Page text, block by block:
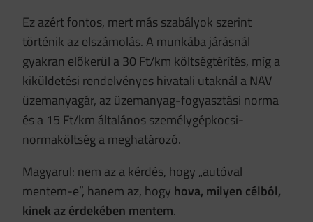
Ez azért fontos, mert más szabályok szerint
történik az elszámolás. A munkába járásnál
gyakran előkerül a 30 Ft/km költségtérítés, míg a
kiküldetési rendelvényes hivatali utaknál a NAV
üzemanyagár, az üzemanyag-fogyasztási norma
és a 15 Ft/km általános személygépkocsi-
normaköltség a meghatározó.
Magyarul: nem az a kérdés, hogy „autóval
mentem-e”, hanem az, hogy hova, milyen célból,
kinek az érdekében mentem.